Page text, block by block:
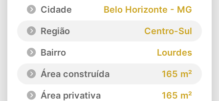
Cidade
Belo Horizonte - MG
Região
Centro-Sul
Bairro
Lourdes
Área construída
165 m²
Área privativa
165 m²